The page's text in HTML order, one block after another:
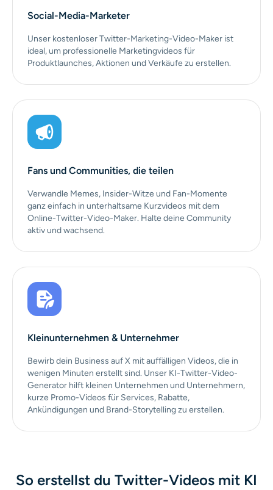
Social-Media-Marketer
Unser kostenloser Twitter-Marketing-Video-Maker ist
ideal, um professionelle Marketingvideos für
Produktlaunches, Aktionen und Verkäufe zu erstellen.
Fans und Communities, die teilen
Verwandle Memes, Insider-Witze und Fan-Momente
ganz einfach in unterhaltsame Kurzvideos mit dem
Online-Twitter-Video-Maker. Halte deine Community
aktiv und wachsend.
Kleinunternehmen & Unternehmer
Bewirb dein Business auf X mit auffälligen Videos, die in
wenigen Minuten erstellt sind. Unser KI-Twitter-Video-
Generator hilft kleinen Unternehmen und Unternehmern,
kurze Promo-Videos für Services, Rabatte,
Ankündigungen und Brand-Storytelling zu erstellen.
So erstellst du Twitter-Videos mit KI